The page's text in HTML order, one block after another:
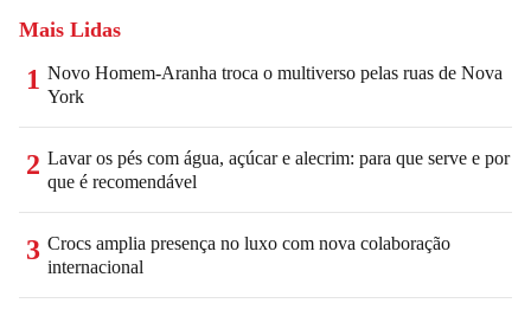
Mais Lidas
1 Novo Homem-Aranha troca o multiverso pelas ruas de Nova
York
2 Lavar os pés com água, açúcar e alecrim: para que serve e por
que é recomendável
3 Crocs amplia presença no luxo com nova colaboração
internacional